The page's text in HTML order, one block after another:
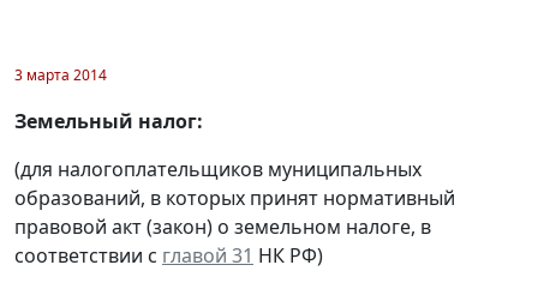
3 марта 2014
Земельный налог:
(для налогоплательщиков муниципальных
образований, в которых принят нормативный
правовой акт (закон) о земельном налоге, в
соответствии с главой 31 НК РФ)